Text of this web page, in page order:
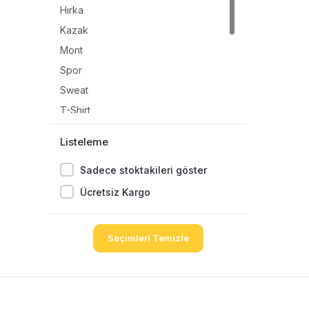
Hırka
Kazak
Mont
Spor
Sweat
T-Shirt
Tulum
Yağmurluk
Listeleme
Sadece stoktakileri göster
Ücretsiz Kargo
Seçimleri Temizle